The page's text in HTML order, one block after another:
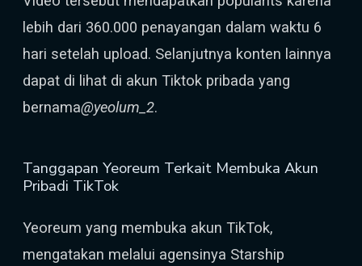
lebih dari 360.000 penayangan dalam waktu 6
hari setelah upload. Selanjutnya konten lainnya
dapat di lihat di akun Tiktok pribada yang
bernama@yeolum_2.
Tanggapan Yeoreum Terkait Membuka Akun
Pribadi TikTok
Yeoreum yang membuka akun TikTok,
mengatakan melalui agensinya Starship